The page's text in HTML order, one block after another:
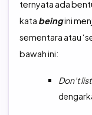
ternyata ada
kata beingini
sementara atau
bawah ini:
Don’t